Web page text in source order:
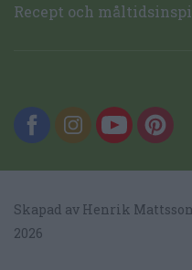
Recept och
Skapad av Henrik
2026